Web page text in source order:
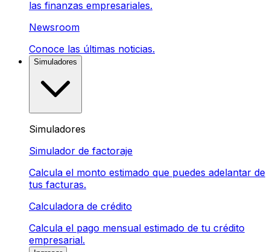
las finanzas empresariales.
Newsroom
Conoce las últimas noticias.
Simuladores
Simuladores
Simulador de factoraje
Calcula el monto estimado que puedes adelantar de
tus facturas.
Calculadora de crédito
Calcula el pago mensual estimado de tu crédito
empresarial.